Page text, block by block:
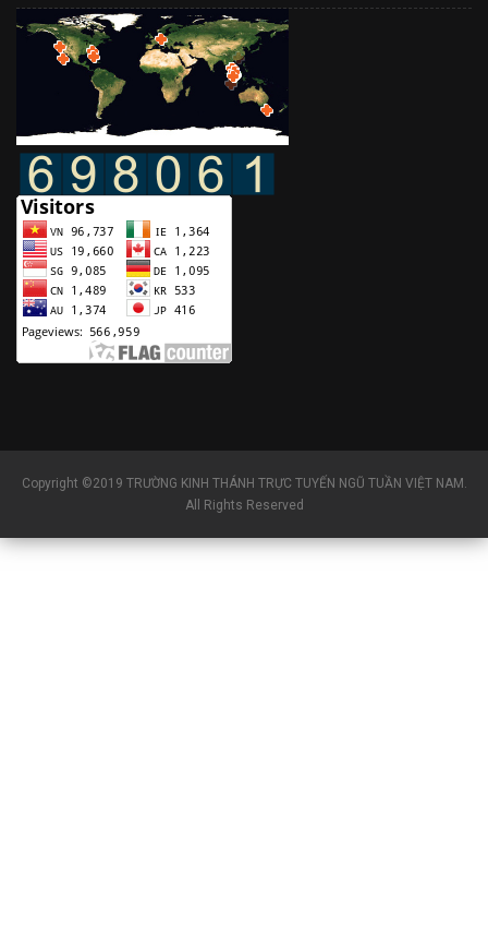
Copyright ©2019 TRƯỜNG KINH THÁNH TRỰC TUYẾN NGŨ TUẦN VIỆT NAM.
All Rights Reserved